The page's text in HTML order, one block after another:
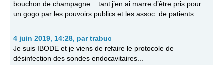
bouchon de champagne... tant j’en ai marre d’être pris pour
un gogo par les pouvoirs publics et les assoc. de patients.
4 juin 2019, 14:28, par trabuc
Je suis IBODE et je viens de refaire le protocole de
désinfection des sondes endocavitaires...